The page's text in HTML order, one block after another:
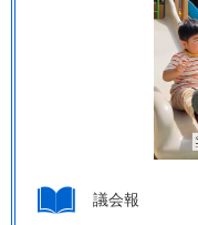
議会報